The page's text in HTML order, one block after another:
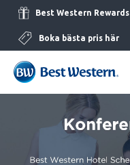
Best Western Rewards
Boka bästa pris här